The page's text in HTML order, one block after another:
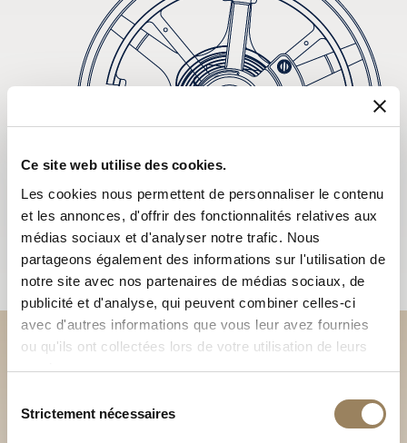
Ce site web utilise des cookies.
Les cookies nous permettent de personnaliser le contenu
et les annonces, d'offrir des fonctionnalités relatives aux
médias sociaux et d'analyser notre trafic. Nous
partageons également des informations sur l'utilisation de
notre site avec nos partenaires de médias sociaux, de
publicité et d'analyse, qui peuvent combiner celles-ci
avec d'autres informations que vous leur avez fournies
ou qu'ils ont collectées lors de votre utilisation de leurs
services.
duStrictement nécessaires
Découvrez nos collections
en Boutique